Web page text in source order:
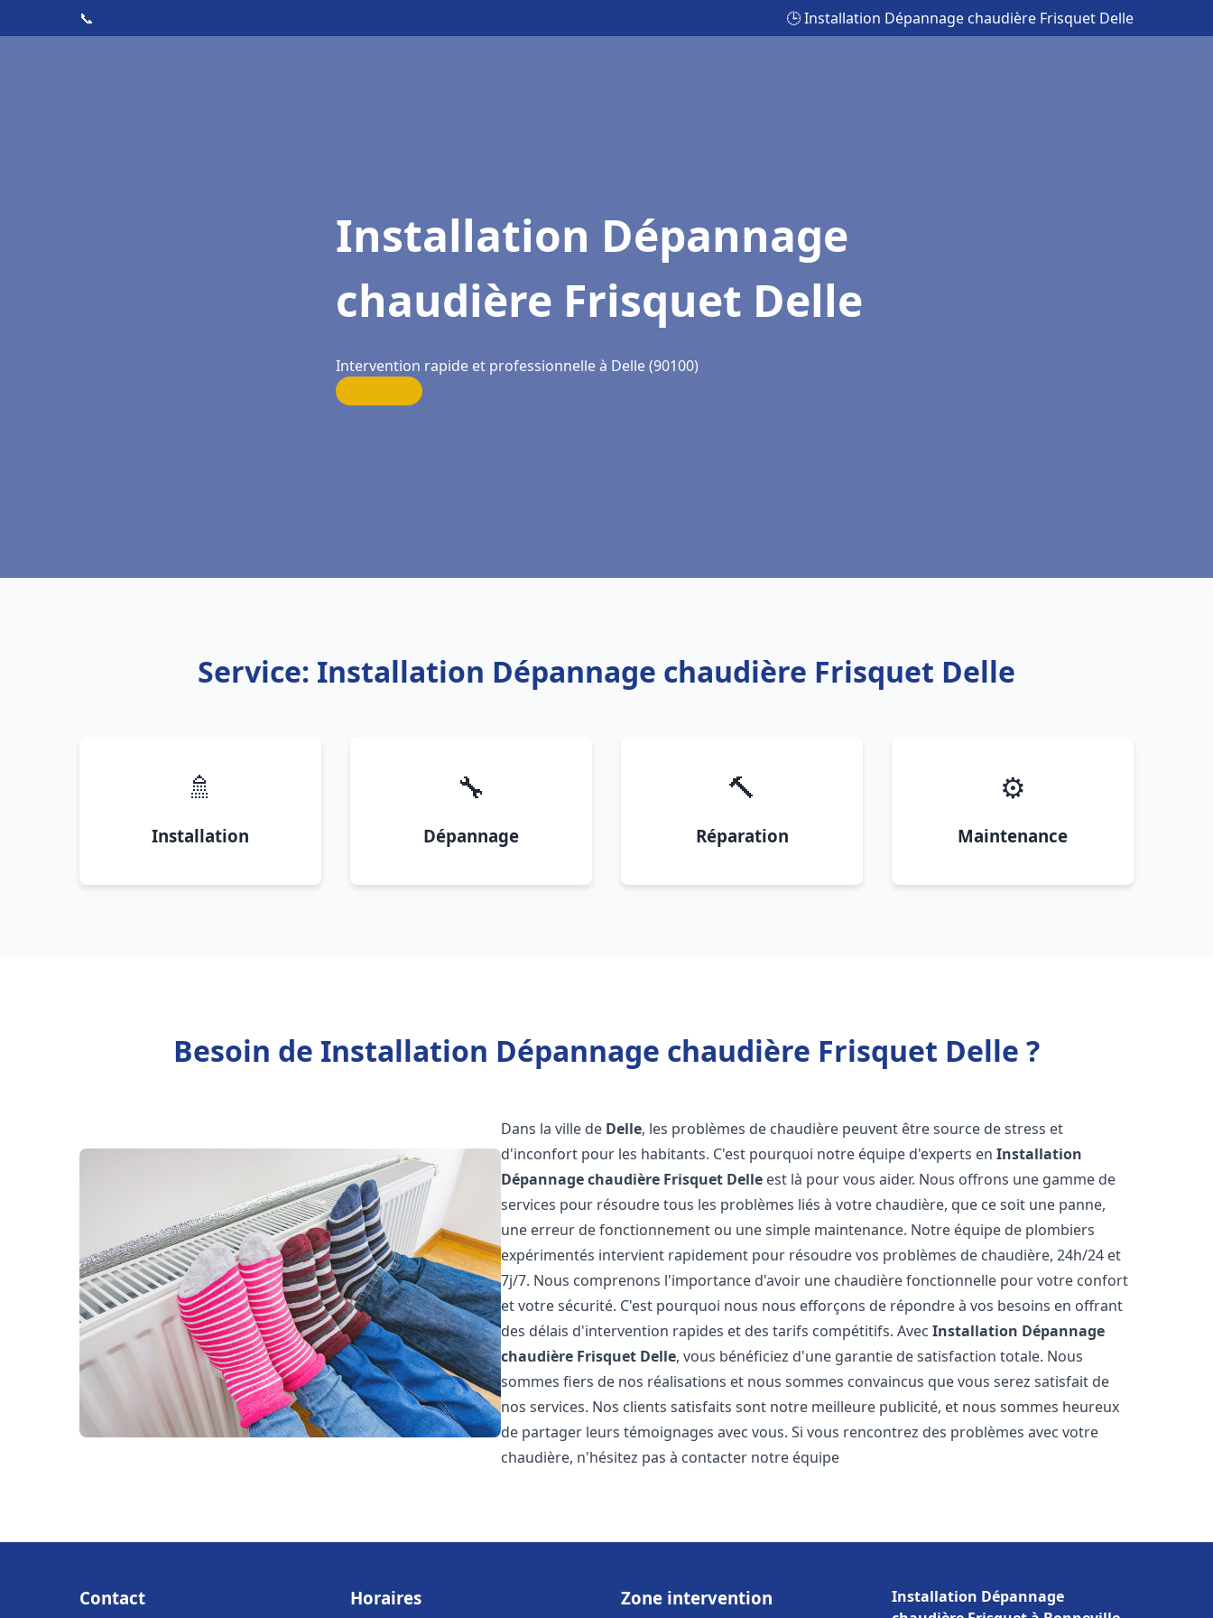
📞 🕒 Installation Dépannage chaudière Frisquet Delle
Installation Dépannage
chaudière Frisquet Delle
Intervention rapide et professionnelle à Delle (90100)
Service: Installation Dépannage chaudière Frisquet Delle
🚿
Installation
🔧
Dépannage
🔨
Réparation
⚙️
Maintenance
Besoin de Installation Dépannage chaudière Frisquet Delle ?
Dans la ville de Delle, les problèmes de chaudière peuvent être source de stress et
d'inconfort pour les habitants. C'est pourquoi notre équipe d'experts enInstallation
Dépannage chaudière Frisquet Delle est là pour vous aider. Nous offrons une gamme de
services pour résoudre tous les problèmes liés à votre chaudière, que ce soit une panne,
une erreur de fonctionnement ou une simple maintenance. Notre équipe de plombiers
expérimentés intervient rapidement pour résoudre vos problèmes de chaudière, 24h/24 et
7j/7. Nous comprenons l'importance d'avoir une chaudière fonctionnelle pour votre confort
et votre sécurité. C'est pourquoi nous nous efforçons de répondre à vos besoins en offrant
des délais d'intervention rapides et des tarifs compétitifs. AvecInstallation Dépannage
chaudière Frisquet Delle, vous bénéficiez d'une garantie de satisfaction totale. Nous
sommes fiers de nos réalisations et nous sommes convaincus que vous serez satisfait de
nos services. Nos clients satisfaits sont notre meilleure publicité, et nous sommes heureux
de partager leurs témoignages avec vous. Si vous rencontrez des problèmes avec votre
chaudière, n'hésitez pas à contacter notre équipe
Contact Horaires Zone intervention
Installation Dépannage